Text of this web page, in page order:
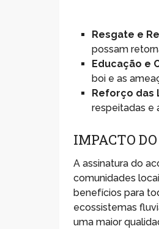
Resgate e
possam
Educação e
boi e as
Reforço das
respeitadas e
IMPACTO
A assinatura do
comunidades
benefícios para
ecossistemas
uma maior